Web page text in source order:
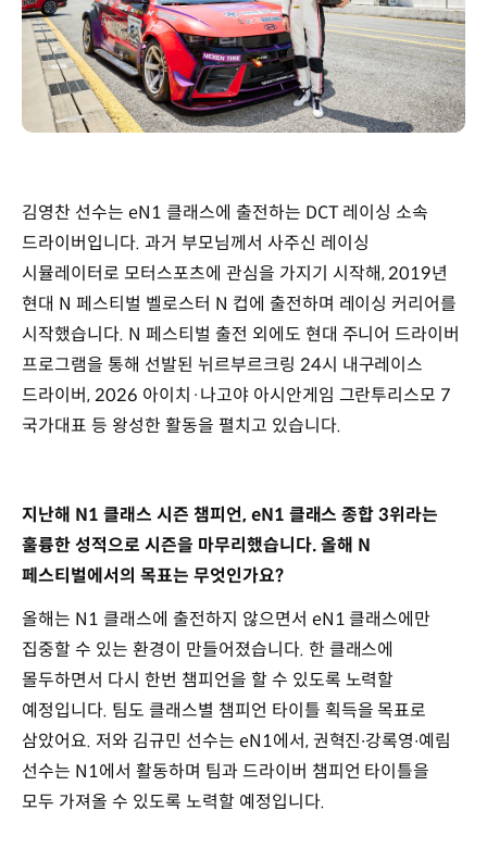
김영찬 선수는 eN1 클래스에 출전하는 DCT 레이싱 소속
드라이버입니다. 과거 부모님께서 사주신 레이싱
시뮬레이터로 모터스포츠에 관심을 가지기 시작해, 2019년
현대 N 페스티벌 벨로스터 N 컵에 출전하며 레이싱 커리어를
시작했습니다. N 페스티벌 출전 외에도 현대 주니어 드라이버
프로그램을 통해 선발된 뉘르부르크링 24시 내구레이스
드라이버, 2026 아이치·나고야 아시안게임 그란투리스모 7
국가대표 등 왕성한 활동을 펼치고 있습니다.
지난해 N1 클래스 시즌 챔피언, eN1 클래스 종합 3위라는
훌륭한 성적으로 시즌을 마무리했습니다. 올해 N
페스티벌에서의 목표는 무엇인가요?
올해는 N1 클래스에 출전하지 않으면서 eN1 클래스에만
집중할 수 있는 환경이 만들어졌습니다. 한 클래스에
몰두하면서 다시 한번 챔피언을 할 수 있도록 노력할
예정입니다. 팀도 클래스별 챔피언 타이틀 획득을 목표로
삼았어요. 저와 김규민 선수는 eN1에서, 권혁진∙강록영∙예림
선수는 N1에서 활동하며 팀과 드라이버 챔피언 타이틀을
모두 가져올 수 있도록 노력할 예정입니다.